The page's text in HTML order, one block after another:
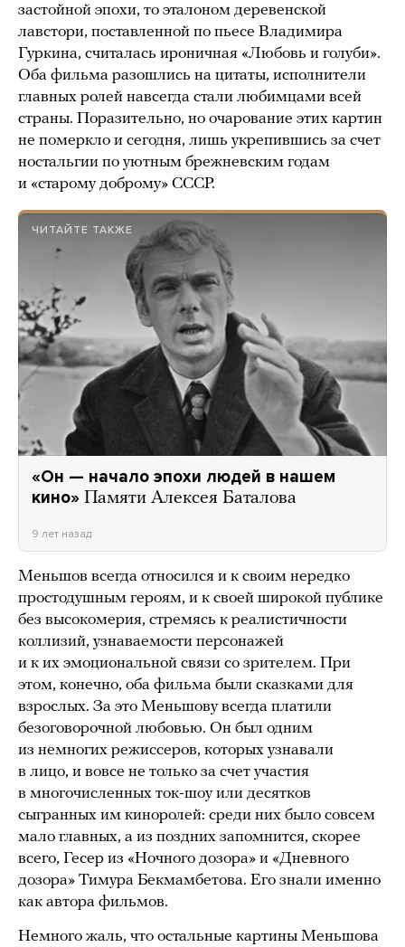
застойной эпохи, то эталоном деревенской
лавстори, поставленной по пьесе Владимира
Гуркина, считалась ироничная «Любовь и голуби».
Оба фильма разошлись на цитаты, исполнители
главных ролей навсегда стали любимцами всей
страны. Поразительно, но очарование этих картин
не померкло и сегодня, лишь укрепившись за счет
ностальгии по уютным брежневским годам
и «старому доброму» СССР.
ЧИТАЙТЕ ТАКЖЕ
«Он — начало эпохи людей в нашем
кино» Памяти Алексея Баталова
9 лет назад
Меньшов всегда относился и к своим нередко
простодушным героям, и к своей широкой публике
без высокомерия, стремясь к реалистичности
коллизий, узнаваемости персонажей
и к их эмоциональной связи со зрителем. При
этом, конечно, оба фильма были сказками для
взрослых. За это Меньшову всегда платили
безоговорочной любовью. Он был одним
из немногих режиссеров, которых узнавали
в лицо, и вовсе не только за счет участия
в многочисленных ток-шоу или десятков
сыгранных им киноролей: среди них было совсем
мало главных, а из поздних запомнится, скорее
всего, Гесер из «Ночного дозора» и «Дневного
дозора» Тимура Бекмамбетова. Его знали именно
как автора фильмов.
Немного жаль, что остальные картины Меньшова